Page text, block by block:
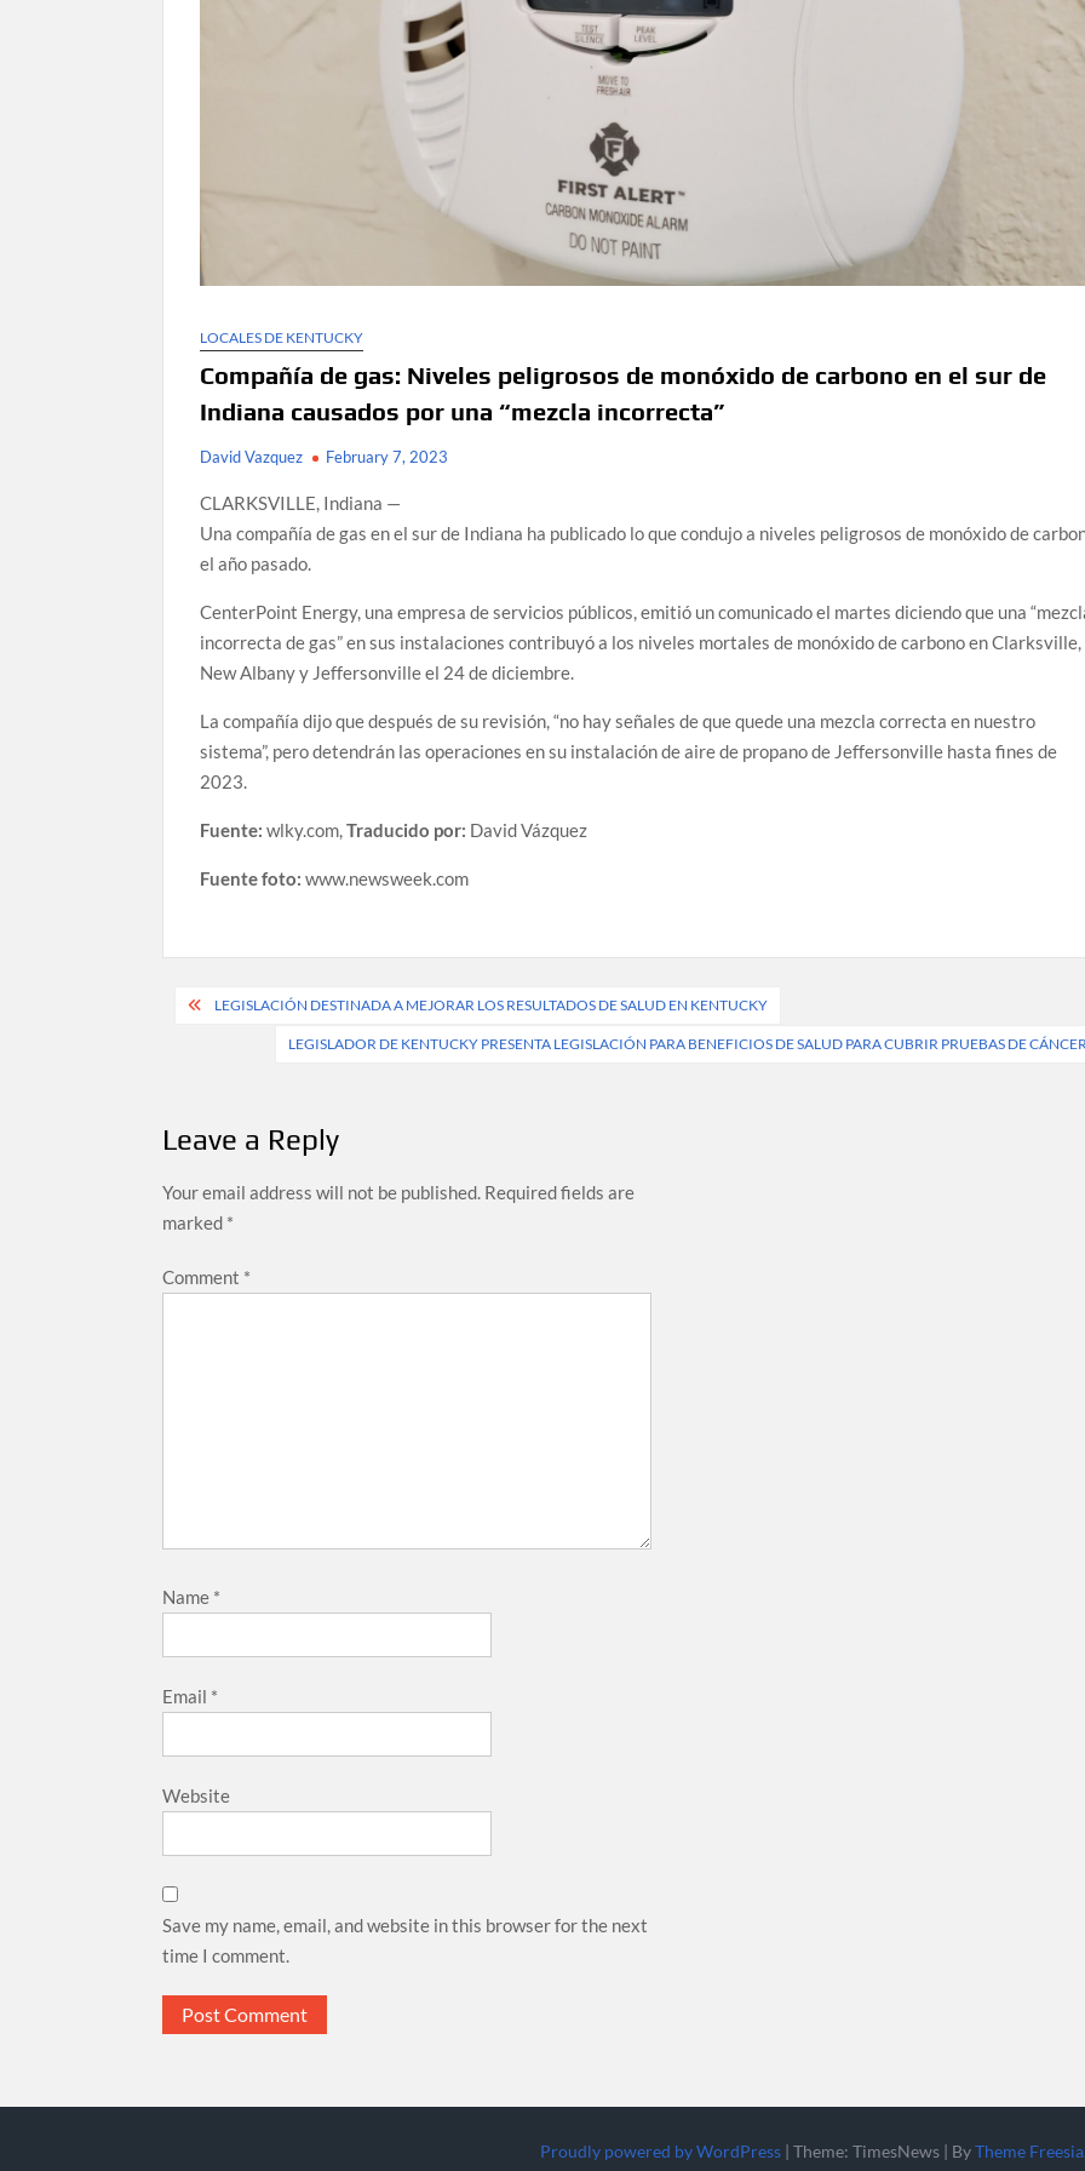
LOCALES DE KENTUCKY
Compañía de gas: Niveles peligrosos de monóxido de carbono en el sur de
Indiana causados por una “mezcla incorrecta”
David Vazquez February 7, 2023
CLARKSVILLE, Indiana —
Una compañía de gas en el sur de Indiana ha publicado lo que condujo a niveles peligrosos de monóxido de
el año pasado.
CenterPoint Energy, una empresa de servicios públicos, emitió un comunicado el martes diciendo que una
incorrecta de gas” en sus instalaciones contribuyó a los niveles mortales de monóxido de carbono en Clarksville,
New Albany y Jeffersonville el 24 de diciembre.
La compañía dijo que después de su revisión, “no hay señales de que quede una mezcla correcta en nuestro
sistema”, pero detendrán las operaciones en su instalación de aire de propano de Jeffersonville hasta fines de
2023.
Fuente:wlky.com,Traducido por: David Vázquez
Fuente foto:www.newsweek.com
Post
navigation
LEGISLACIÓN DESTINADA A MEJORAR LOS RESULTADOS DE SALUD EN KENTUCKY
LEGISLADOR DE KENTUCKY PRESENTA LEGISLACIÓN PARA BENEFICIOS DE SALUD PARA CUBRIR PRUEBAS DE
Leave a Reply
Your email address will not be published. Required fields are
marked *
Comment *
Name *
Email *
Website
Save my name, email, and website in this browser for the next
time I comment.
Proudly powered by WordPress | Theme: TimesNews | ByTheme Freesia